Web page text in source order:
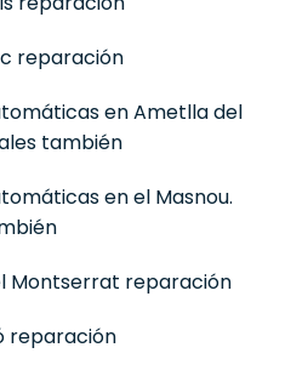
reparación
en Ametlla del
también
en el Masnou.
Montserrat reparación
reparación